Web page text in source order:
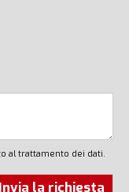
al trattamento dei dati.